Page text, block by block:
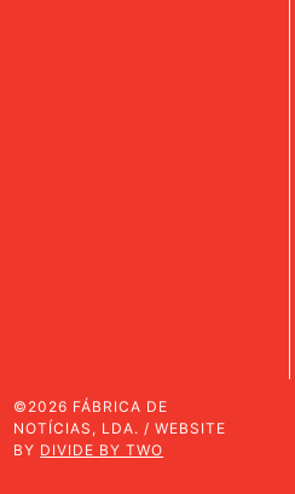
©2026 FÁBRICA DE
NOTÍCIAS, LDA. / WEBSITE
BY DIVIDE BY TWO